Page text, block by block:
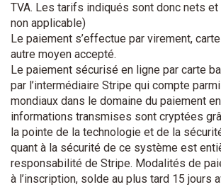
TVA. Les tarifs indiqués sont donc nets
non applicable)
Le paiement s’effectue par virement,
autre moyen accepté.
Le paiement sécurisé en ligne par carte
par l’intermédiaire Stripe qui compte
mondiaux dans le domaine du paiement
informations transmises sont cryptées
la pointe de la technologie et de la
quant à la sécurité de ce système est
responsabilité de Stripe. Modalités de
à l’inscription, solde au plus tard 15 jours